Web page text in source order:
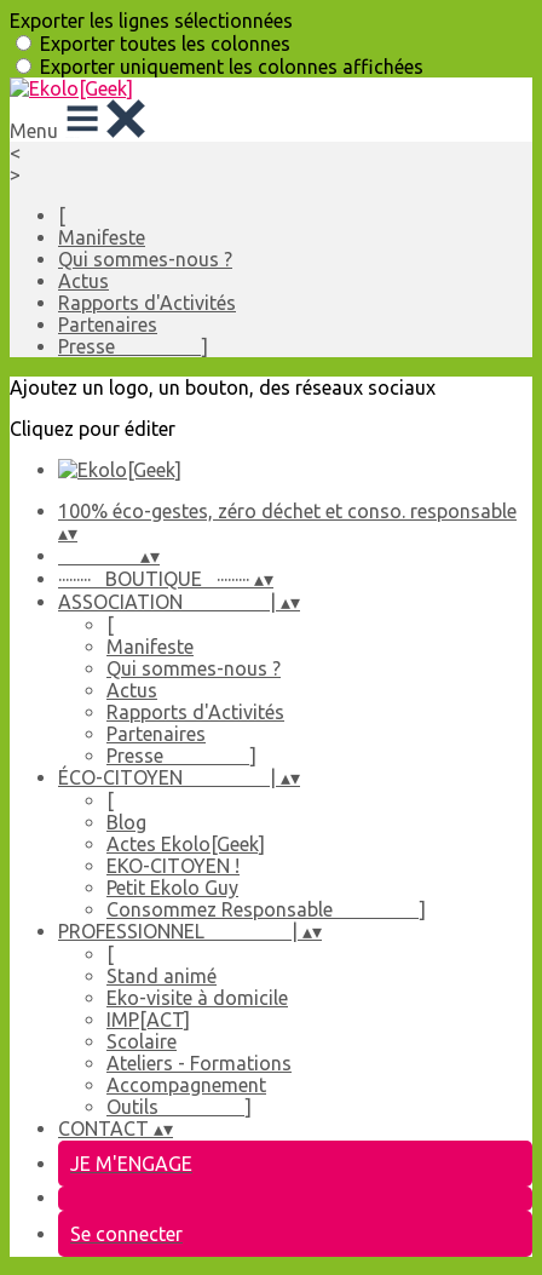
Exporter les lignes sélectionnées
Exporter toutes les colonnes
Exporter uniquement les colonnes affichées
Menu
<
>
[
Manifeste
Qui sommes-nous ?
Actus
Rapports d'Activités
Partenaires
Presse ]
Ajoutez un logo, un bouton, des réseaux sociaux
Cliquez pour éditer
100% éco-gestes, zéro déchet et conso. responsable
▴▾
▴▾
········· BOUTIQUE ········· ▴▾
ASSOCIATION | ▴▾
[
Manifeste
Qui sommes-nous ?
Actus
Rapports d'Activités
Partenaires
Presse ]
ÉCO-CITOYEN | ▴▾
[
Blog
Actes Ekolo[Geek]
EKO-CITOYEN !
Petit Ekolo Guy
Consommez Responsable ]
PROFESSIONNEL | ▴▾
[
Stand animé
Eko-visite à domicile
IMP[ACT]
Scolaire
Ateliers - Formations
Accompagnement
Outils ]
CONTACT ▴▾
JE M'ENGAGE
Se connecter